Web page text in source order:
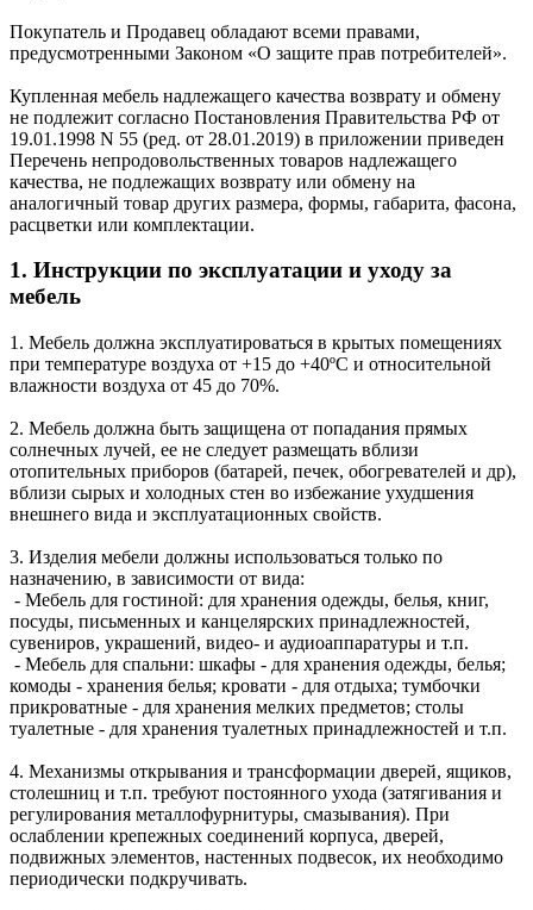
Покупатель и Продавец обладают всеми правами,
предусмотренными Законом «О защите прав потребителей».
Купленная мебель надлежащего качества возврату и обмену
не подлежит согласно Постановления Правительства РФ от
19.01.1998 N 55 (ред. от 28.01.2019) в приложении приведен
Перечень непродовольственных товаров надлежащего
качества, не подлежащих возврату или обмену на
аналогичный товар других размера, формы, габарита, фасона,
расцветки или комплектации.
1. Инструкции по эксплуатации и уходу за
мебель
1. Мебель должна эксплуатироваться в крытых помещениях
при температуре воздуха от +15 до +40ºС и относительной
влажности воздуха от 45 до 70%.
2. Мебель должна быть защищена от попадания прямых
солнечных лучей, ее не следует размещать вблизи
отопительных приборов (батарей, печек, обогревателей и др),
вблизи сырых и холодных стен во избежание ухудшения
внешнего вида и эксплуатационных свойств.
3. Изделия мебели должны использоваться только по
назначению, в зависимости от вида:
- Мебель для гостиной: для хранения одежды, белья, книг,
посуды, письменных и канцелярских принадлежностей,
сувениров, украшений, видео- и аудиоаппаратуры и т.п.
- Мебель для спальни: шкафы - для хранения одежды, белья;
комоды - хранения белья; кровати - для отдыха; тумбочки
прикроватные - для хранения мелких предметов; столы
туалетные - для хранения туалетных принадлежностей и т.п.
4. Механизмы открывания и трансформации дверей, ящиков,
столешниц и т.п. требуют постоянного ухода (затягивания и
регулирования металлофурнитуры, смазывания). При
ослаблении крепежных соединений корпуса, дверей,
подвижных элементов, настенных подвесок, их необходимо
периодически подкручивать.